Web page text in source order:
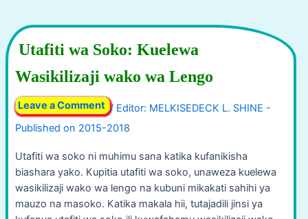
Utafiti wa Soko: Kuelewa
Wasikilizaji wako wa Lengo
Leave a Comment /
Utafiti wa soko ni muhimu sana katika kufanikisha
biashara yako. Kupitia utafiti wa soko, unaweza kuelewa
wasikilizaji wako wa lengo na kubuni mikakati sahihi ya
mauzo na masoko. Katika makala hii, tutajadili jinsi ya